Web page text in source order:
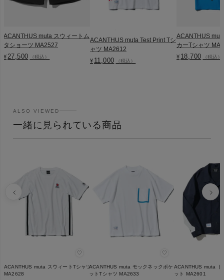
ACANTHUS muta スウィートム
タショーツ MA2527
¥ 27,500 （税込）
ACANTHUS muta Test Print Tシ
ャツ MA2612
¥ 11,000 （税込）
ACANTHUS
カーTシャツ
¥ 18,700 （税込）
ALSO VIEWED
一緒に見られている商品
♡
ACANTHUS muta スウィートTシャツ
MA2628
♡
ACANTHUS muta モックネックポケ
ットTシャツ MA2633
ACANTHUS muta ト
ット MA2601